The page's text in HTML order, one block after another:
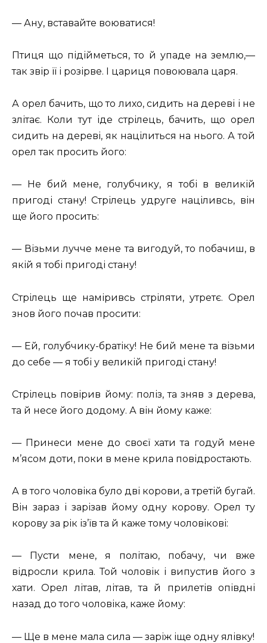
— Ану, вставайте воюватися!
Птиця що підійметься, то й упаде на землю,—
так звір її і розірве. І цариця повоювала царя.
А орел бачить, що то лихо, сидить на дереві і не
злітає. Коли тут іде стрілець, бачить, що орел
сидить на дереві, як націлиться на нього. А той
орел так просить його:
— Не бий мене, голубчику, я тобі в великій
пригоді стану! Стрілець удруге націливсь, він
ще його просить:
— Візьми лучче мене та вигодуй, то побачиш, в
якій я тобі пригоді стану!
Стрілець ще наміривсь стріляти, утретє. Орел
знов його почав просити:
— Ей, голубчику-братіку! Не бий мене та візьми
до себе — я тобі у великій пригоді стану!
Стрілець повірив йому: поліз, та зняв з дерева,
та й несе його додому. А він йому каже:
— Принеси мене до своєї хати та годуй мене
м’ясом доти, поки в мене крила повідростають.
А в того чоловіка було дві корови, а третій бугай.
Він зараз і зарізав йому одну корову. Орел ту
корову за рік із’їв та й каже тому чоловікові:
— Пусти мене, я політаю, побачу, чи вже
відросли крила. Той чоловік і випустив його з
хати. Орел літав, літав, та й прилетів опівдні
назад до того чоловіка, каже йому:
— Ще в мене мала сила — заріж іще одну ялівку!